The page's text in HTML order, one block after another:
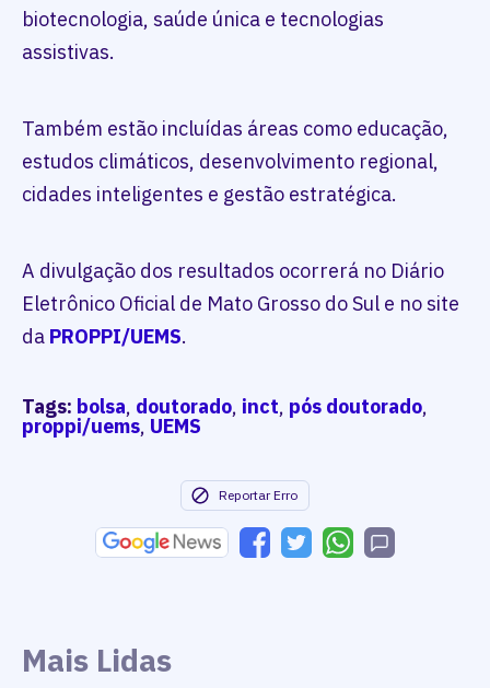
biotecnologia, saúde única e tecnologias
assistivas.
Também estão incluídas áreas como educação,
estudos climáticos, desenvolvimento regional,
cidades inteligentes e gestão estratégica.
A divulgação dos resultados ocorrerá no Diário
Eletrônico Oficial de Mato Grosso do Sul e no site
da PROPPI/UEMS.
Tags: bolsa, doutorado, inct, pós doutorado,
proppi/uems, UEMS
Reportar Erro
Mais Lidas